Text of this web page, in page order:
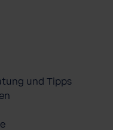
und Tipps